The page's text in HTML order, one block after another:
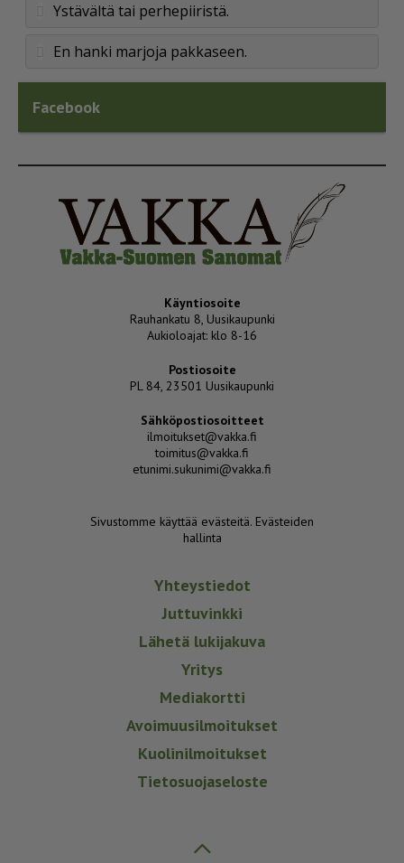
Ystävältä tai perhepiiristä.
En hanki marjoja pakkaseen.
Facebook
Käyntiosoite
Rauhankatu 8, Uusikaupunki
Aukioloajat: klo 8-16
Postiosoite
PL 84, 23501 Uusikaupunki
Sähköpostiosoitteet
ilmoitukset@vakka.fi
toimitus@vakka.fi
etunimi.sukunimi@vakka.fi
Sivustomme käyttää evästeitä. Evästeiden
hallinta
Yhteystiedot
Juttuvinkki
Lähetä lukijakuva
Yritys
Mediakortti
Avoimuusilmoitukset
Kuolinilmoitukset
Tietosuojaseloste